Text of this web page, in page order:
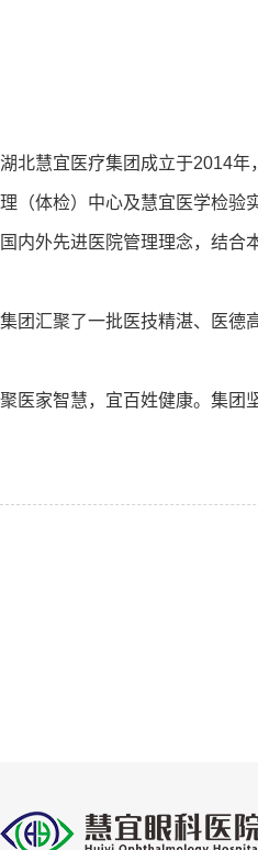
湖北慧宜医疗集团成立于2014
理（体检）中心及慧宜医学检验
国内外先进医院管理理念，结合
集团汇聚了一批医技精湛、医德
聚医家智慧，宜百姓健康。集团